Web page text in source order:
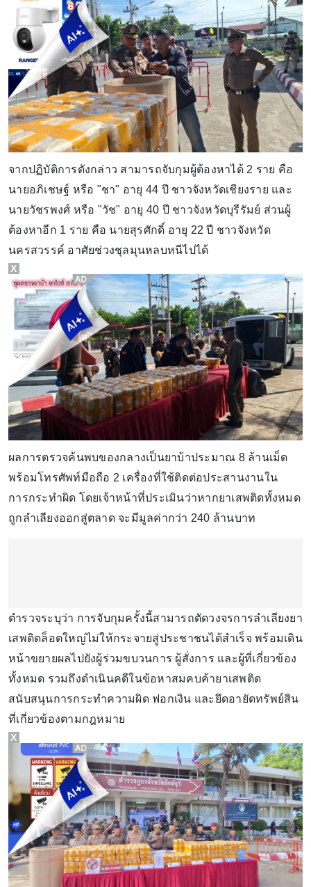
จากปฏิบัติการดังกล่าว สามารถจับกุมผู้ต้องหาได้ 2 ราย คือ
นายอภิเชษฐ์ หรือ "ชา" อายุ 44 ปี ชาวจังหวัดเชียงราย และ
นายวัชรพงศ์ หรือ "วัช" อายุ 40 ปี ชาวจังหวัดบุรีรัมย์ ส่วนผู้
ต้องหาอีก 1 ราย คือ นายสุรศักดิ์ อายุ 22 ปี ชาวจังหวัด
นครสวรรค์ อาศัยช่วงชุลมุนหลบหนีไปได้
ผลการตรวจค้นพบของกลางเป็นยาบ้าประมาณ 8 ล้านเม็ด
พร้อมโทรศัพท์มือถือ 2 เครื่องที่ใช้ติดต่อประสานงานใน
การกระทำผิด โดยเจ้าหน้าที่ประเมินว่าหากยาเสพติดทั้งหมด
ถูกลำเลียงออกสู่ตลาด จะมีมูลค่ากว่า 240 ล้านบาท
ตำรวจระบุว่า การจับกุมครั้งนี้สามารถตัดวงจรการลำเลียงยา
เสพติดล็อตใหญ่ไม่ให้กระจายสู่ประชาชนได้สำเร็จ พร้อมเดิน
หน้าขยายผลไปยังผู้ร่วมขบวนการ ผู้สั่งการ และผู้ที่เกี่ยวข้อง
ทั้งหมด รวมถึงดำเนินคดีในข้อหาสมคบค้ายาเสพติด
สนับสนุนการกระทำความผิด ฟอกเงิน และยึดอายัดทรัพย์สิน
ที่เกี่ยวข้องตามกฎหมาย
X
X